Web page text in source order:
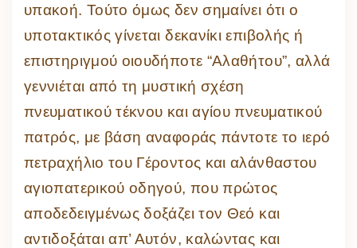
υπακοή. Τούτο όμως δεν σημαίνει ότι ο
υποτακτικός γίνεται δεκανίκι επιβολής ή
επιστηριγμού οιουδήποτε “Αλαθήτου”, αλλά
γεννιέται από τη μυστική σχέση
πνευματικού τέκνου και αγίου πνευματικού
πατρός, με βάση αναφοράς πάντοτε το ιερό
πετραχήλιο του Γέροντος και αλάνθαστου
αγιοπατερικού οδηγού, που πρώτος
αποδεδειγμένως δοξάζει τον Θεό και
αντιδοξάται απ’ Αυτόν, καλώντας και